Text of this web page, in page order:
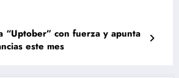
“Uptober” con fuerza y apunta
este mes